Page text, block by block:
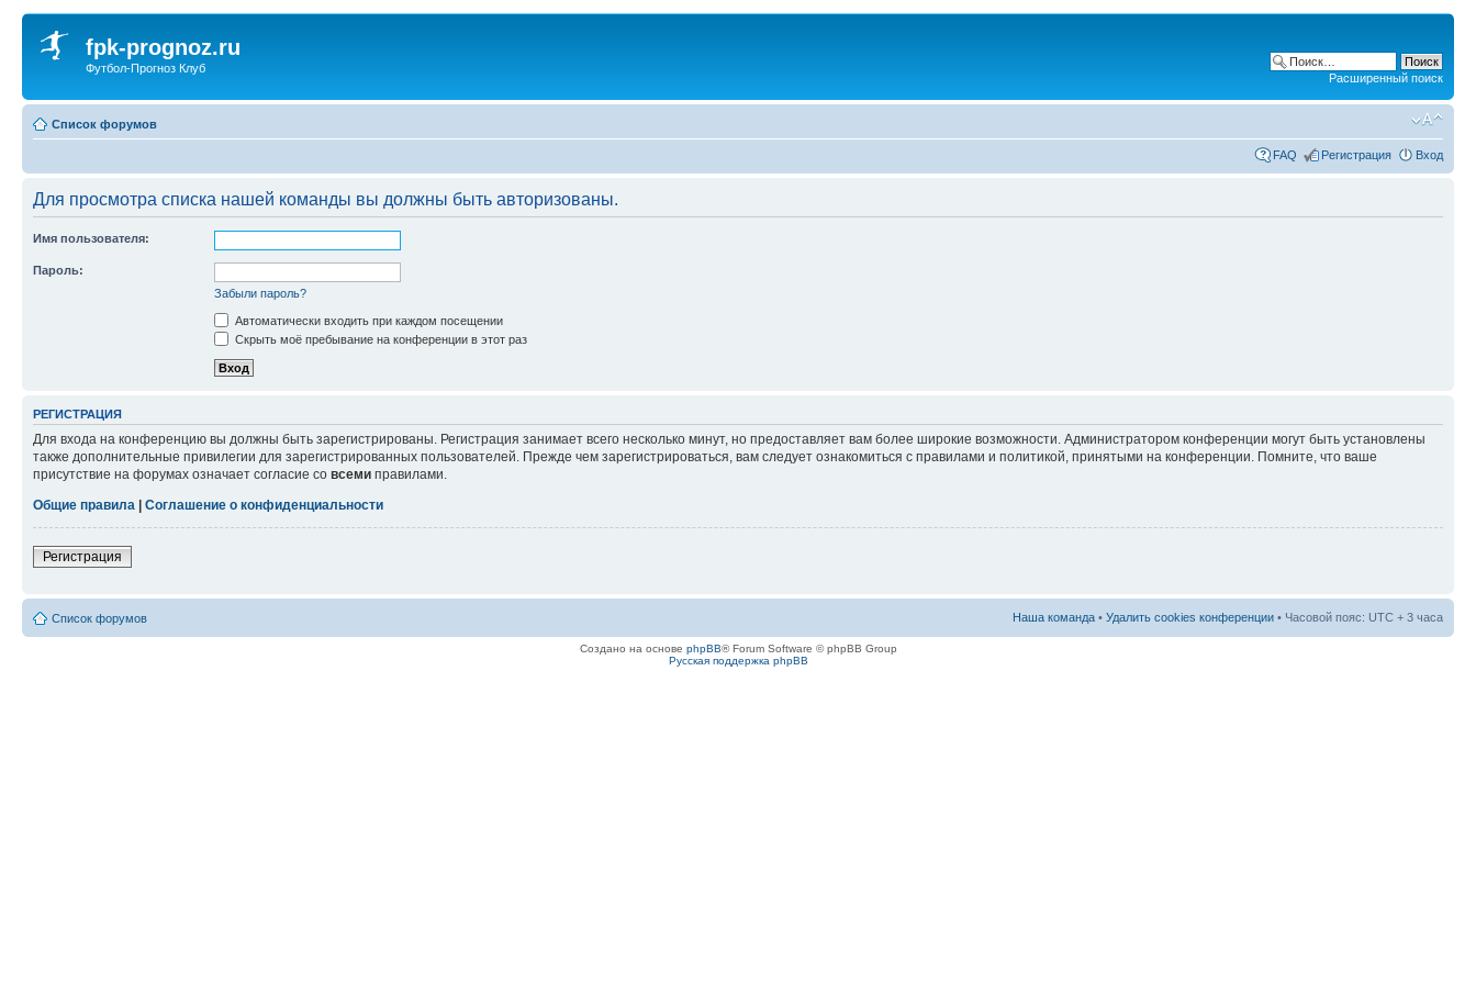
fpk-prognoz.ru
Футбол-Прогноз Клуб
Расширенный поиск
Список форумов
FAQ Регистрация Вход
Для просмотра списка нашей команды вы должны быть авторизованы.
Имя пользователя:
Пароль:
Забыли пароль?
Автоматически входить при каждом посещении
Скрыть моё пребывание на конференции в этот раз
РЕГИСТРАЦИЯ
Для входа на конференцию вы должны быть зарегистрированы. Регистрация занимает всего несколько минут, но предоставляет вам более широкие возможности. Администратором конференции могут быть установлены
также дополнительные привилегии для зарегистрированных пользователей. Прежде чем зарегистрироваться, вам следует ознакомиться с правилами и политикой, принятыми на конференции. Помните, что ваше
присутствие на форумах означает согласие со всеми правилами.
Общие правила
Соглашение о конфиденциальности
Регистрация
Список форумов Наша команда • Удалить cookies конференции • Часовой пояс: UTC + 3 часа
Создано на основе phpBB® Forum Software © phpBB Group
Русская поддержка phpBB